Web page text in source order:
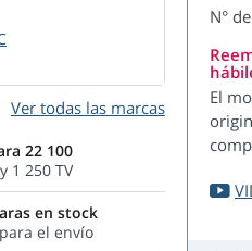
N°
El
Ver todas las marcas
22 100
1 250 TV
en stock
el envío